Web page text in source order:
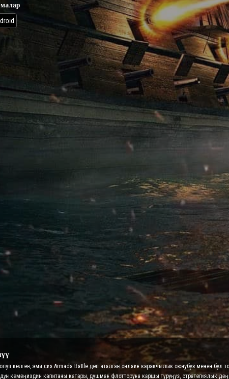
келген, эми сиз Armada Battle деп аталган онлайн каракчылык оюнубуз менен бул
кемеңиздин капитаны катары, душман флотторуна каршы туруңуз, стратегиялык